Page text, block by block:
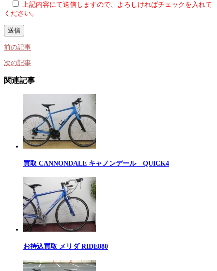
上記内容にて送信しますので、よろしければチェックを入れて
ください。
前の記事
次の記事
関連記事
買取 CANNONDALE キャノンデール QUICK4
お持込買取 メリダ RIDE880